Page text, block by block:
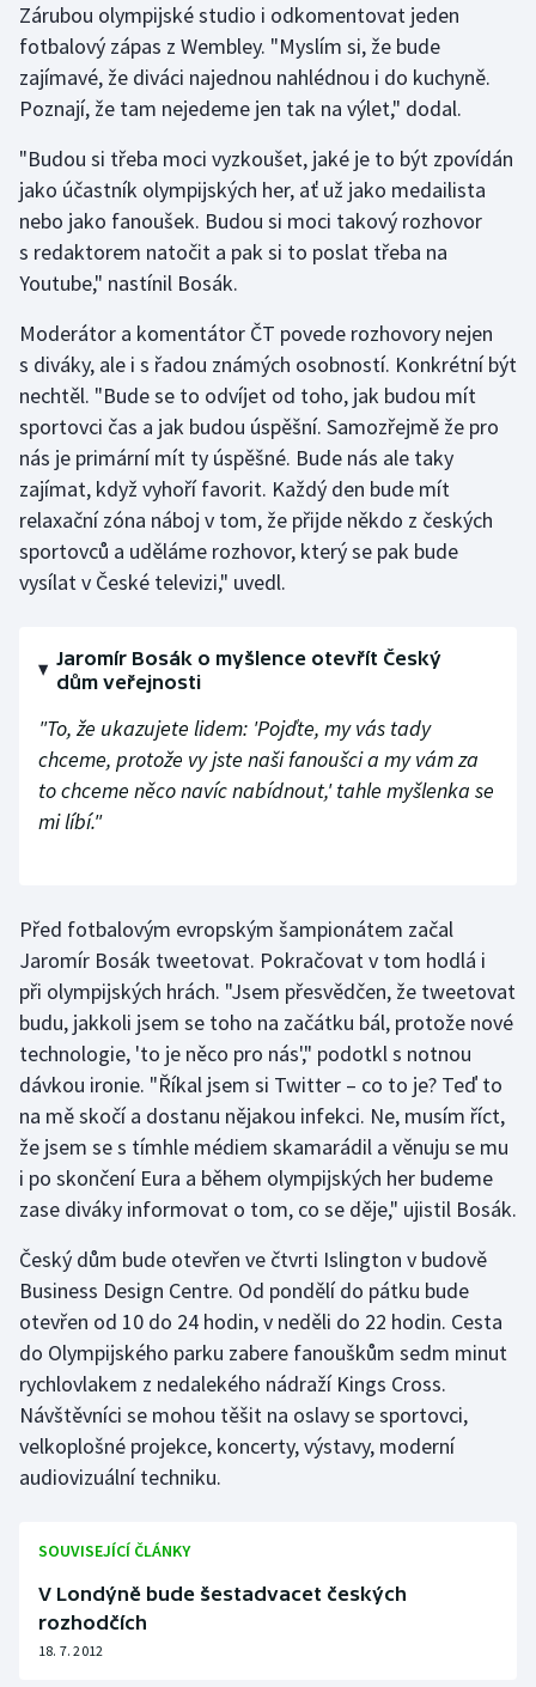
Golf
Gymnastika
Jezdectví
Judo
Lezení
Lyže a snowboard
Moderní pětiboj
Motorsport
Parasport
Plavání
Plážový volejbal
Ragby
Rychlostní kanoistika
Short track
Sportovní střelba
Stolní tenis
Triatlon
Vodní slalom
Volejbal
Ostatní
Zárubou olympijské studio i odkomentovat jeden
fotbalový zápas z Wembley. "Myslím si, že bude
zajímavé, že diváci najednou nahlédnou i do kuchyně.
Poznají, že tam nejedeme jen tak na výlet," dodal.
"Budou si třeba moci vyzkoušet, jaké je to být zpovídán
jako účastník olympijských her, ať už jako medailista
nebo jako fanoušek. Budou si moci takový rozhovor
s redaktorem natočit a pak si to poslat třeba na
Youtube," nastínil Bosák.
Moderátor a komentátor ČT povede rozhovory nejen
s diváky, ale i s řadou známých osobností. Konkrétní být
nechtěl. "Bude se to odvíjet od toho, jak budou mít
sportovci čas a jak budou úspěšní. Samozřejmě že pro
nás je primární mít ty úspěšné. Bude nás ale taky
zajímat, když vyhoří favorit. Každý den bude mít
relaxační zóna náboj v tom, že přijde někdo z českých
sportovců a uděláme rozhovor, který se pak bude
vysílat v České televizi," uvedl.
Jaromír Bosák o myšlence otevřít Český
dům veřejnosti
"To, že ukazujete lidem: 'Pojďte, my vás tady
chceme, protože vy jste naši fanoušci a my vám za
to chceme něco navíc nabídnout,' tahle myšlenka se
mi líbí."
Před fotbalovým evropským šampionátem začal
Jaromír Bosák tweetovat. Pokračovat v tom hodlá i
při olympijských hrách. "Jsem přesvědčen, že tweetovat
budu, jakkoli jsem se toho na začátku bál, protože nové
technologie, 'to je něco pro nás'," podotkl s notnou
dávkou ironie. "Říkal jsem si Twitter – co to je? Teď to
na mě skočí a dostanu nějakou infekci. Ne, musím říct,
že jsem se s tímhle médiem skamarádil a věnuju se mu
i po skončení Eura a během olympijských her budeme
zase diváky informovat o tom, co se děje," ujistil Bosák.
Český dům bude otevřen ve čtvrti Islington v budově
Business Design Centre. Od pondělí do pátku bude
otevřen od 10 do 24 hodin, v neděli do 22 hodin. Cesta
do Olympijského parku zabere fanouškům sedm minut
rychlovlakem z nedalekého nádraží Kings Cross.
Návštěvníci se mohou těšit na oslavy se sportovci,
velkoplošné projekce, koncerty, výstavy, moderní
audiovizuální techniku.
SOUVISEJÍCÍ ČLÁNKY
V Londýně bude šestadvacet českých
rozhodčích
18. 7. 2012